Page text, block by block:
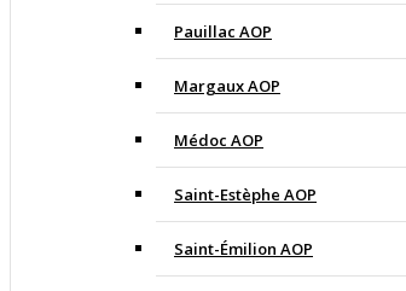
Pauillac AOP
Margaux AOP
Médoc AOP
Saint-Estèphe AOP
Saint-Émilion AOP